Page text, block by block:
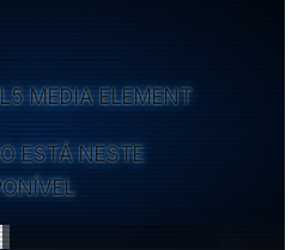
MEDIA ELEMENT
ESTÁ NESTE